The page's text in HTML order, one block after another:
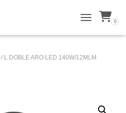
ALTERNAR
0
/ L.DOBLE ARO LED 140W/12MLM